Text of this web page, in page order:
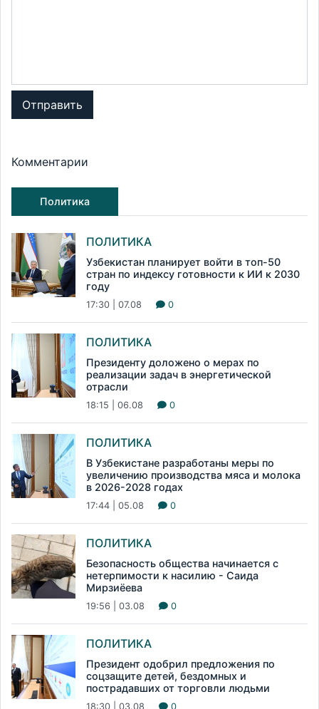
Отправить
Комментарии
Политика
ПОЛИТИКА
Узбекистан планирует войти в топ-50
стран по индексу готовности к ИИ к 2030
году
17:30 | 07.08 0
ПОЛИТИКА
Президенту доложено о мерах по
реализации задач в энергетической
отрасли
18:15 | 06.08 0
ПОЛИТИКА
В Узбекистане разработаны меры по
увеличению производства мяса и молока
в 2026-2028 годах
17:44 | 05.08 0
ПОЛИТИКА
Безопасность общества начинается с
нетерпимости к насилию - Саида
Мирзиёева
19:56 | 03.08 0
ПОЛИТИКА
Президент одобрил предложения по
соцзащите детей, бездомных и
пострадавших от торговли людьми
18:30 | 03.08 0